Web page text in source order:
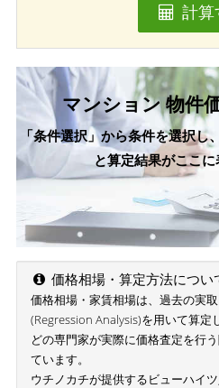
計算
マンション 物件
「条件選択」から条件を選択
と算定結果がここ
価格相場・算定方法につい
価格相場・家賃相場は、過去の実
(Regression Analysis)を用いて算定
どの専門家が実際に価格査定を行
ています。
ウチノカチが提供するビューハイ